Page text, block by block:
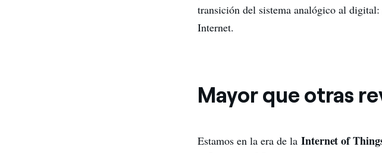
transición del sistema analógico al
Internet.
Mayor que otras
Estamos en la era de laInternet of